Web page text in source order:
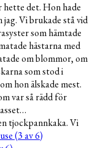
det. Hon hade
Vi brukade stå vid
som hämtade
hästarna med
om blommor, om
som stod i
hon älskade mest.
var så rädd för
tjockpannkaka. Vi